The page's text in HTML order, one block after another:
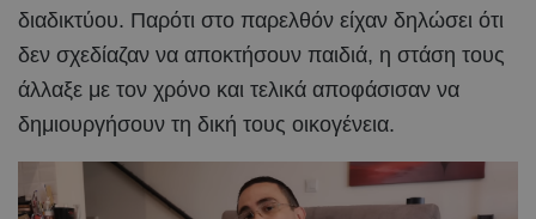
διαδικτύου. Παρότι στο παρελθόν είχαν δηλώσει ότι
δεν σχεδίαζαν να αποκτήσουν παιδιά, η στάση τους
άλλαξε με τον χρόνο και τελικά αποφάσισαν να
δημιουργήσουν τη δική τους οικογένεια.